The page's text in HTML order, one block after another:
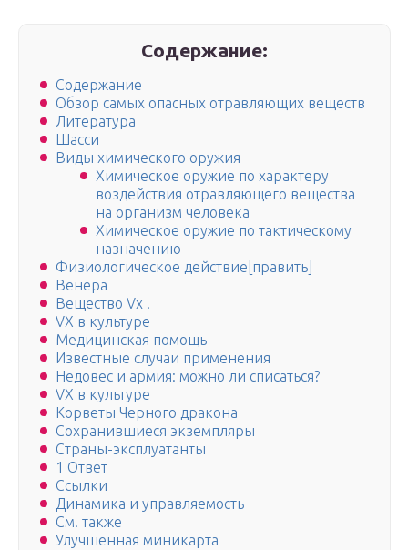
Содержание:
Содержание
Обзор самых опасных отравляющих веществ
Литература
Шасси
Виды химического оружия
Химическое оружие по характеру
воздействия отравляющего вещества
на организм человека
Химическое оружие по тактическому
назначению
Физиологическое действие[править]
Венера
Вещество Vх .
VX в культуре
Медицинская помощь
Известные случаи применения
Недовес и армия: можно ли списаться?
VX в культуре
Корветы Черного дракона
Сохранившиеся экземпляры
Страны-эксплуатанты
1 Ответ
Ссылки
Динамика и управляемость
См. также
Улучшенная миникарта